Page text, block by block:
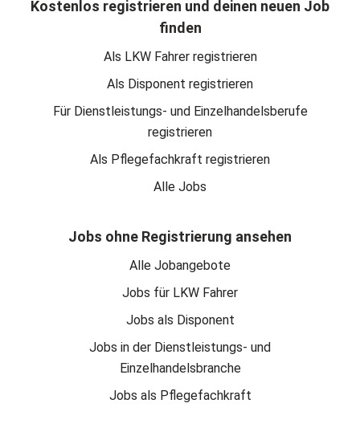
Kostenlos registrieren und deinen neuen Job
finden
Als LKW Fahrer registrieren
Als Disponent registrieren
Für Dienstleistungs- und Einzelhandelsberufe
registrieren
Als Pflegefachkraft registrieren
Alle Jobs
Jobs ohne Registrierung ansehen
Alle Jobangebote
Jobs für LKW Fahrer
Jobs als Disponent
Jobs in der Dienstleistungs- und
Einzelhandelsbranche
Jobs als Pflegefachkraft